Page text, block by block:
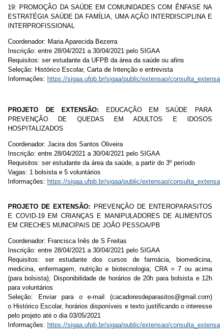
19: PROMOÇÃO DA SAÚDE EM COMUNIDADES COM ÊNFASE NA
ESTRATÉGIA SAÚDE DA FAMÍLIA, UMA AÇÃO INTERDISCIPLINA E
INTERPROFISSIONAL
Coordenador: Maria Aparecida Bezerra
Inscrição:entre 28/04/2021 a 30/04/2021 pelo SIGAA
Requisitos: ser estudante da UFPB da área da saúde ou afins
Seleção: Histórico Escolar, Carta de Intenção e entrevista
Informações: https://sigaa.ufpb.br/sigaa/public/extensao/
PROJETO DE EXTENSÃO:
EDUCAÇÃO EM SAÚDE PARA
PREVENÇÃO DE QUEDAS EM ADULTOS E IDOSOS
HOSPITALIZADOS
Coordenador: Jacira dos Santos Oliveira
Inscrição:entre 28/04/2021 a 30/04/2021 pelo SIGAA
Requisitos: ser estudante da área da saúde, a partir do 3º período
Vagas: 1 bolsista e 5 voluntários
Informações: https://sigaa.ufpb.br/sigaa/public/extensao/
PROJETO DE EXTENSÃO:
PREVENÇÃO DE ENTEROPARASITOS
E COVID-19 EM CRIANÇAS E MANIPULADORES DE ALIMENTOS
EM CRECHES MUNICIPAIS DE JOÃO PESSOA/PB
Coordenador: Francisca Inês de S Freitas
Inscrição:entre 28/04/2021 a 30/04/2021 pelo SIGAA
Requisitos: ser estudante dos cursos de farmácia, biomedicina,
medicina, enfermagem, nutrição e biotecnologia; CRA = 7 ou acima
(para bolsista); Disponibilidade de horários de 20h para bolsista e 12h
para voluntários
Seleção:
Enviar para o e-mail (cacadoresdeparasitos@gmail.com)
o Histórico Escolar, horários disponíveis e texto justificando o interesse
pelo projeto até o dia 03/05/2021
Informações: https://sigaa.ufpb.br/sigaa/public/extensao/